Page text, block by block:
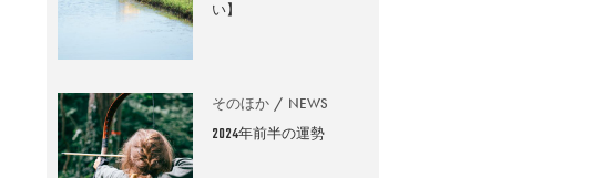
い】
そのほか NEWS
2024年前半の運勢